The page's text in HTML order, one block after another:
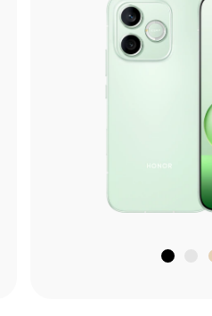
رماديأسود